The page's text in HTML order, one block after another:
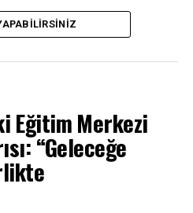
Eğitim Merkezi
“Geleceğe